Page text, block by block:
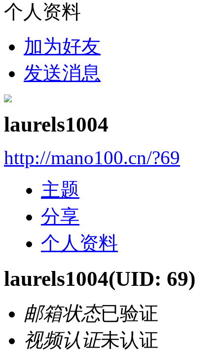
个人资料
加为好友
发送消息
laurels1004
http://mano100.cn/?69
主题
分享
个人资料
laurels1004(UID: 69)
邮箱状态已验证
视频认证未认证